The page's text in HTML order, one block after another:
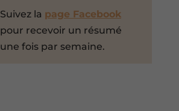
Suivez la page Facebook
pour recevoir un résumé
une fois par semaine.